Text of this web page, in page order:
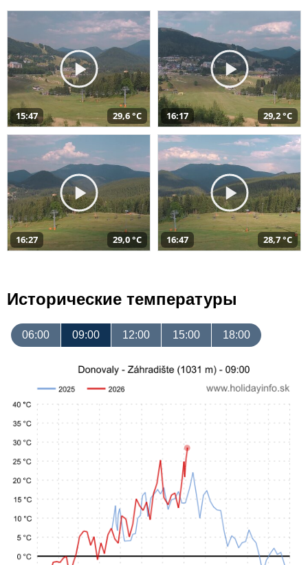
15:47 29,6 °C 16:17 29,2 °C
16:27 29,0 °C 16:47 28,7 °C
Исторические температуры
06:00 09:00 12:00 15:00 18:00